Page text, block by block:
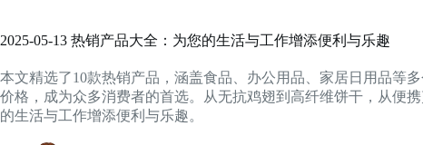
2025-05-13 热销产品大全：为您的生活与工作增添便利与乐趣
本文精选了10款热销产品，涵盖食品、办公用品、家居日用品等
价格，成为众多消费者的首选。从无抗鸡翅到高纤维饼干，从便
的生活与工作增添便利与乐趣。